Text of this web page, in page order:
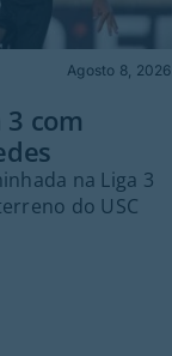
Agosto 8, 2026
com
na Liga 3
do USC